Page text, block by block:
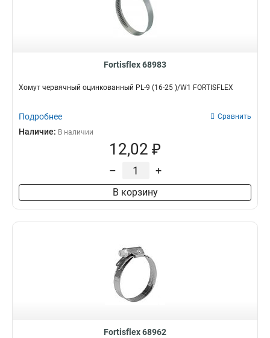
Fortisflex 68983
Хомут червячный оцинкованный PL-9 (16-25 )/W1 FORTISFLEX
Подробнее Сравнить
Наличие: В наличии
12,02 ₽
– +
В корзину
Fortisflex 68962